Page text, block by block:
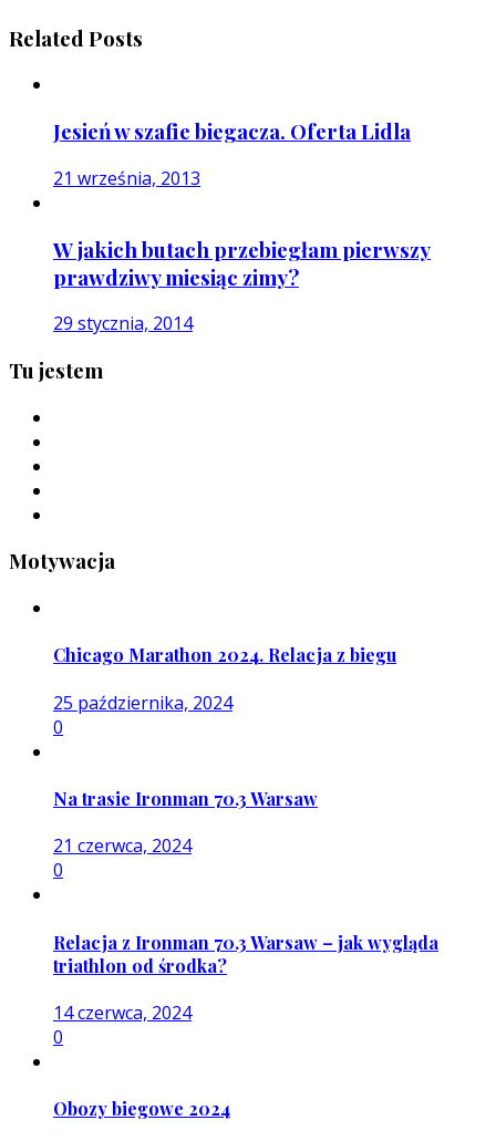
Related Posts
Jesień w szafie biegacza. Oferta Lidla
21 września, 2013
W jakich butach przebiegłam pierwszy
prawdziwy miesiąc zimy?
29 stycznia, 2014
Tu jestem
Motywacja
Chicago Marathon 2024. Relacja z biegu
25 października, 2024
0
Na trasie Ironman 70.3 Warsaw
21 czerwca, 2024
0
Relacja z Ironman 70.3 Warsaw – jak wygląda
triathlon od środka?
14 czerwca, 2024
0
Obozy biegowe 2024